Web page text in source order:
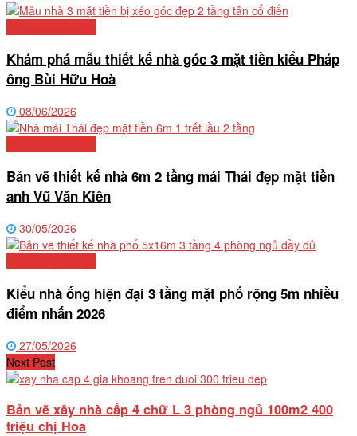
Khám phá mẫu thiết kế nhà góc 3 mặt tiền kiểu Pháp
ông Bùi Hữu Hoà
08/06/2026
Bản vẽ thiết kế nhà 6m 2 tầng mái Thái đẹp mặt tiền
anh Vũ Văn Kiên
30/05/2026
Kiểu nhà ống hiện đại 3 tầng mặt phố rộng 5m nhiều
điểm nhấn 2026
27/05/2026
Next Post
Bản vẽ xây nhà cấp 4 chữ L 3 phòng ngủ 100m2 400
triệu chị Hoa